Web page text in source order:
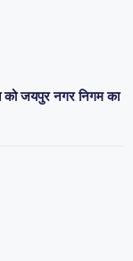
को जयपुर नगर निगम का